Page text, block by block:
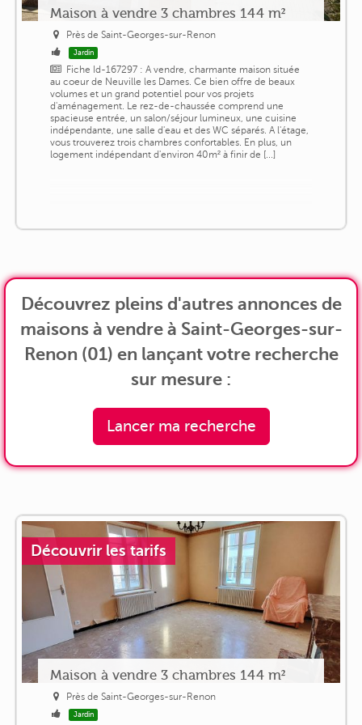
Maison à vendre 3 chambres 144 m²
Près de Saint-Georges-sur-Renon
Jardin
Fiche Id-167297 : A vendre, charmante maison située
au coeur de Neuville les Dames. Ce bien offre de beaux
volumes et un grand potentiel pour vos projets
d'aménagement. Le rez-de-chaussée comprend une
spacieuse entrée, un salon/séjour lumineux, une cuisine
indépendante, une salle d'eau et des WC séparés. A l'étage,
vous trouverez trois chambres confortables. En plus, un
logement indépendant d'environ 40m² à finir de [...]
Découvrez pleins d'autres annonces de
maisons à vendre à Saint-Georges-sur-
Renon (01) en lançant votre recherche
sur mesure :
Lancer ma recherche
Découvrir les tarifs
Maison à vendre 3 chambres 144 m²
Près de Saint-Georges-sur-Renon
Jardin